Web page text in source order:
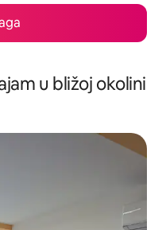
u bližoj okolini